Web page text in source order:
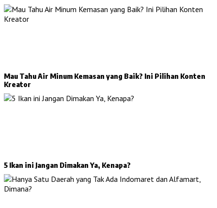
Mau Tahu Air Minum Kemasan yang Baik? Ini Pilihan Konten
Kreator
5 Ikan ini Jangan Dimakan Ya, Kenapa?